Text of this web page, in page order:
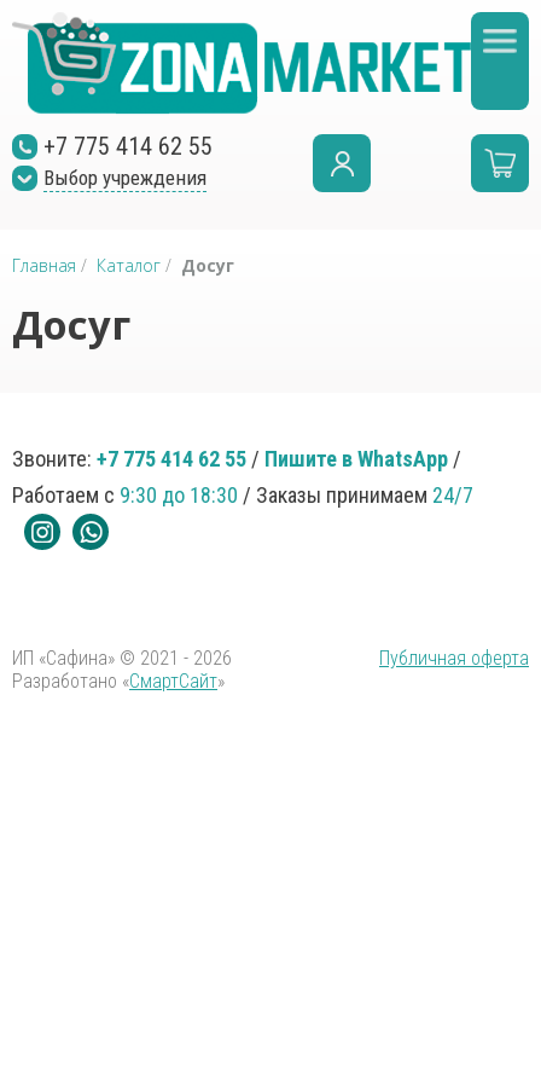
+7 775 414 62 55
Выбор учреждения
Главная / Каталог / Досуг
Досуг
Звоните: +7 775 414 62 55 / Пишите в WhatsApp /
Работаем с 9:30 до 18:30 / Заказы принимаем 24/7
ИП «Сафина» © 2021 - 2026
Публичная оферта
Разработано «СмартСайт»